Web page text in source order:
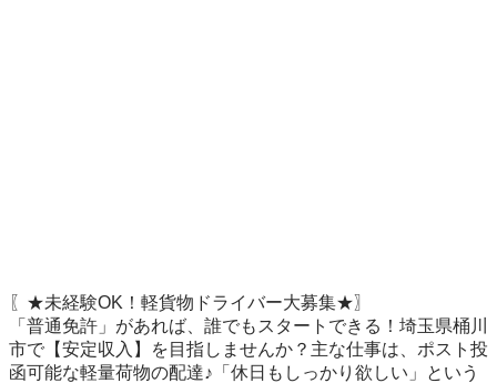
〖★未経験OK！軽貨物ドライバー大募集★〗
「普通免許」があれば、誰でもスタートできる！埼玉県桶川
市で【安定収入】を目指しませんか？主な仕事は、ポスト投
函可能な軽量荷物の配達♪「休日もしっかり欲しい」という